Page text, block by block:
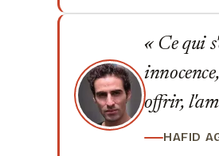
Ce qui
offrir,
HAFID